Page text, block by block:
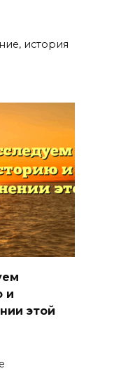
история
и
этой